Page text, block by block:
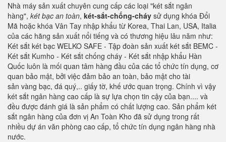
Nhà máy sản xuất chuyên cung cấp các loại "két sắt ngân
hàng", két bạc an toàn, két-sắt-chống-cháy sử dụng khóa Đổi
Mã hoặc khóa Vân Tay nhập khẩu từ Korea, Thai Lan, USA, Italia
của các hãng sản xuất nổi tiếng và có thương hiệu lâu năm như:
Két sắt két bạc WELKO SAFE - Tập đoàn sản xuất két sắt BEMC -
Két sắt Kumho - Két sắt chống cháy - Két sắt nhập khẩu Hàn
Quốc luôn là mối quan tâm hàng đầu của các tổ chức tín dụng, cơ
quan bảo mật, bởi việc đảm bảo an toàn, bảo mật cho tài
sản vàng bạc, đá quý,.. giấy tờ, khế ước quan trọng. Chính vì vậy
két sắt ngân hàng cao cấp là sự lựa chọn tin cậy của bạn.... và
đều được đánh giá là sản phẩm có chất lượng cao. Sản phẩm két
sắt ngân hàng của đơn vị An Toàn Kho đã sử dụng trong rất
nhiều dự án văn phòng cao cấp, tổ chức tín dụng ngân hàng nhà
nước.